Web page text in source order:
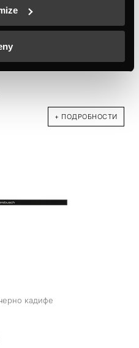
черно кадифе
+ ПОДРОБНОСТИ
кадифе